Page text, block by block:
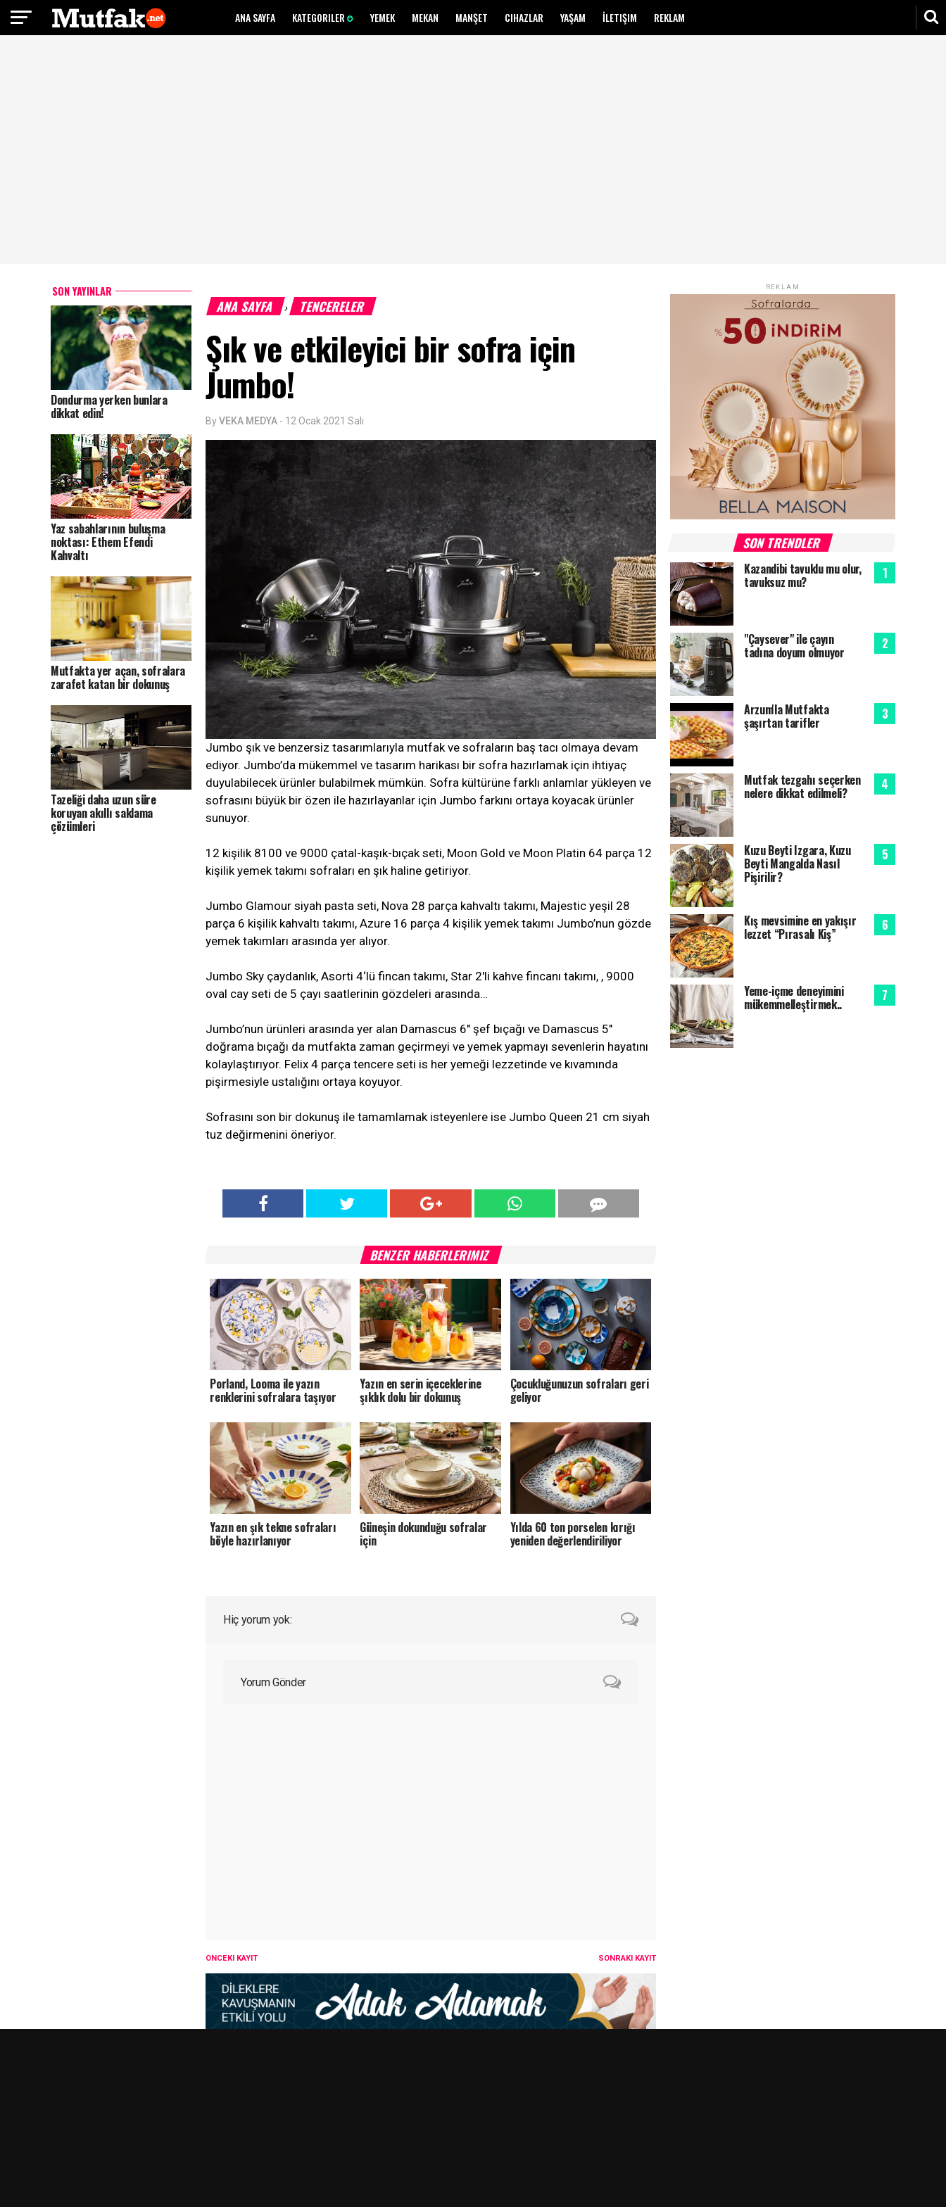
ANA SAYFA KATEGORILER YEMEK MEKAN MANŞET CIHAZLAR YAŞAM İLETIŞIM REKLAM
SON YAYINLAR
Dondurma yerken bunlara
dikkat edin!
Yaz sabahlarının buluşma
noktası: Ethem Efendi
Kahvaltı
Mutfakta yer açan, sofralara
zarafet katan bir dokunuş
Tazeliği daha uzun süre
koruyan akıllı saklama
çözümleri
ANA SAYFA › TENCERELER
Şık ve etkileyici bir sofra için
Jumbo!
ByVEKA MEDYA - 12 Ocak 2021 Salı
Jumbo şık ve benzersiz tasarımlarıyla mutfak ve sofraların baş tacı olmaya devam
ediyor. Jumbo’da mükemmel ve tasarım harikası bir sofra hazırlamak için ihtiyaç
duyulabilecek ürünler bulabilmek mümkün. Sofra kültürüne farklı anlamlar yükleyen ve
sofrasını büyük bir özen ile hazırlayanlar için Jumbo farkını ortaya koyacak ürünler
sunuyor.
12 kişilik 8100 ve 9000 çatal-kaşık-bıçak seti, Moon Gold ve Moon Platin 64 parça 12
kişilik yemek takımı sofraları en şık haline getiriyor.
Jumbo Glamour siyah pasta seti, Nova 28 parça kahvaltı takımı, Majestic yeşil 28
parça 6 kişilik kahvaltı takımı, Azure 16 parça 4 kişilik yemek takımı Jumbo’nun gözde
yemek takımları arasında yer alıyor.
Jumbo Sky çaydanlık, Asorti 4‘lü fincan takımı, Star 2'li kahve fincanı takımı, , 9000
oval cay seti de 5 çayı saatlerinin gözdeleri arasında…
Jumbo’nun ürünleri arasında yer alan Damascus 6" şef bıçağı ve Damascus 5"
doğrama bıçağı da mutfakta zaman geçirmeyi ve yemek yapmayı sevenlerin hayatını
kolaylaştırıyor. Felix 4 parça tencere seti is her yemeği lezzetinde ve kıvamında
pişirmesiyle ustalığını ortaya koyuyor.
Sofrasını son bir dokunuş ile tamamlamak isteyenlere ise Jumbo Queen 21 cm siyah
tuz değirmenini öneriyor.
BENZER HABERLERIMIZ
Porland, Looma ile yazın
renklerini sofralara taşıyor
Yazın en serin içeceklerine
şıklık dolu bir dokunuş
Çocukluğunuzun sofraları geri
geliyor
Yazın en şık tekne sofraları
böyle hazırlanıyor
Güneşin dokunduğu sofralar
için
Yılda 60 ton porselen kırığı
yeniden değerlendiriliyor
Hiç yorum yok:
Yorum Gönder
SONRAKI KAYIT
ÖNCEKI KAYIT
REKLAM
SON TRENDLER
Kazandibi tavuklu mu olur,
tavuksuz mu?
"Çaysever" ile çayın
tadına doyum olmuyor
Arzum'la Mutfakta
şaşırtan tarifler
Mutfak tezgahı seçerken
nelere dikkat edilmeli?
Kuzu Beyti Izgara, Kuzu
Beyti Mangalda Nasıl
Pişirilir?
Kış mevsimine en yakışır
lezzet “Pırasalı Kiş”
Yeme-içme deneyimini
mükemmelleştirmek..